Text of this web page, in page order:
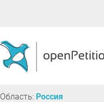
Область: Россия